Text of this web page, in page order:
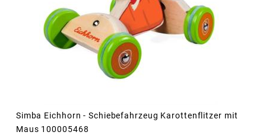
Simba Eichhorn - Schiebefahrzeug Karottenflitzer mit
Maus 100005468